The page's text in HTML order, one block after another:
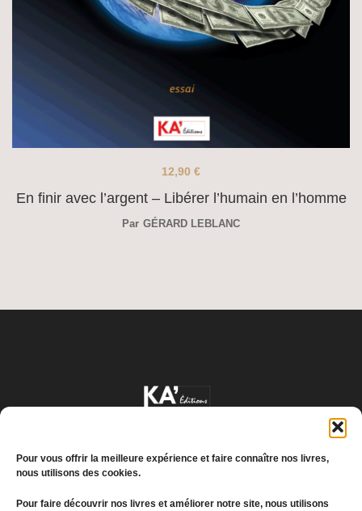
Pour vous offrir la meilleure expérience et faire connaître nos livres,
nous utilisons des cookies.
Pour faire découvrir nos livres et améliorer notre site, nous utilisons
En finir avec l’argent – Libérer l’humain en l’homme
12,90 €
Par GÉRARD LEBLANC